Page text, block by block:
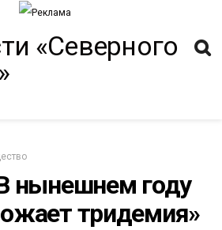
нынешнем году
тридемия»